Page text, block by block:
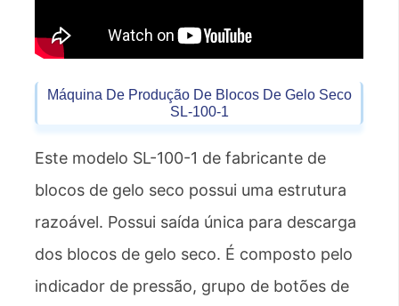
Máquina De Produção De Blocos De Gelo Seco
SL-100-1
Este modelo SL-100-1 de fabricante de
blocos de gelo seco possui uma estrutura
razoável. Possui saída única para descarga
dos blocos de gelo seco. É composto pelo
indicador de pressão, grupo de botões de